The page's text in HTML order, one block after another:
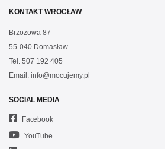
KONTAKT WROCŁAW
Brzozowa 87
55-040 Domasław
Tel. 507 192 405
Email: info@mocujemy.pl
SOCIAL MEDIA
Facebook
YouTube